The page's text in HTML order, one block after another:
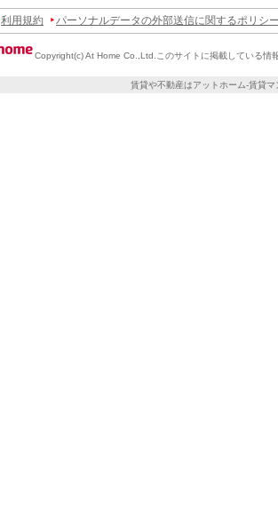
利用規約 パーソナルデータの外部送信に関するポリシ
Copyright(c) At Home Co.,Ltd. このサイトに掲載している情
賃貸や不動産はアットホーム-賃貸